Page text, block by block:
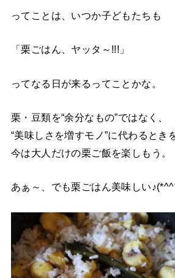
ってことは、いつか子どもたちも
「栗ごはん、ヤッタ～!!!」
ってなる日が来るってことかな。
栗・豆類を“余分なもの”ではなく、
“美味しさを増すモノ”に代わるとき
今は大人だけの栗ご飯を楽しもう。
あぁ～、でも栗ごはん美味しい